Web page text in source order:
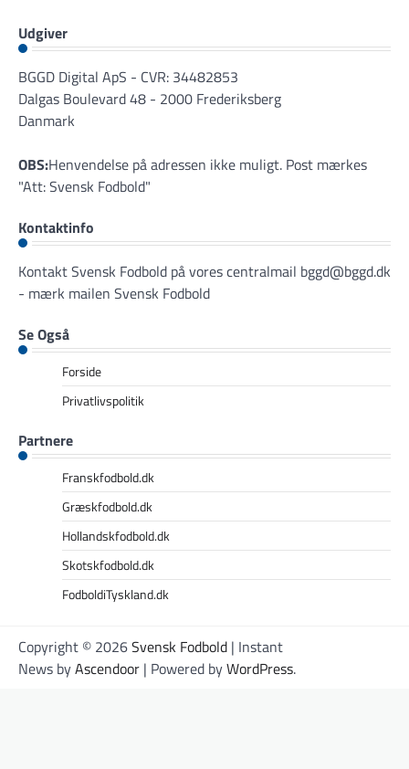
Udgiver
BGGD Digital ApS - CVR: 34482853
Dalgas Boulevard 48 - 2000 Frederiksberg
Danmark
OBS:Henvendelse på adressen ikke muligt. Post mærkes
"Att: Svensk Fodbold"
Kontaktinfo
Kontakt Svensk Fodbold på vores centralmail bggd@bggd.dk
- mærk mailen Svensk Fodbold
Se Også
Forside
Privatlivspolitik
Partnere
Franskfodbold.dk
Græskfodbold.dk
Hollandskfodbold.dk
Skotskfodbold.dk
FodboldiTyskland.dk
Copyright © 2026Svensk Fodbold | Instant
News byAscendoor | Powered byWordPress.